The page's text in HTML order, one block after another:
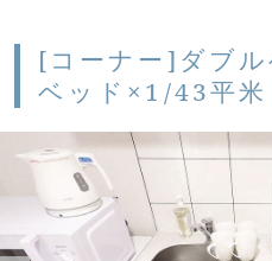
[コーナー]ダブ
ベッド×1/43平米